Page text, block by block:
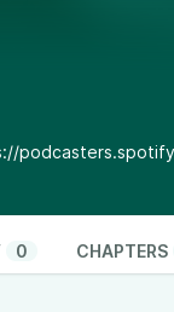
0 CHAPTERS